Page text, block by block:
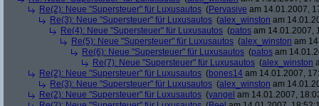
Re(2): Neue "Supersteuer" für Luxusautos (Pervasive am 14.01.2007,
Re(3): Neue "Supersteuer" für Luxusautos (alex_winston am
Re(4): Neue "Supersteuer" für Luxusautos (patos am 14.01.2007,
Re(5): Neue "Supersteuer" für Luxusautos (alex_winston am
Re(6): Neue "Supersteuer" für Luxusautos (patos am
Re(7): Neue "Supersteuer" für Luxusautos (alex_winston
Re(2): Neue "Supersteuer" für Luxusautos (bones14 am 14.01.2007,
Re(3): Neue "Supersteuer" für Luxusautos (alex_winston am
Re(2): Neue "Supersteuer" für Luxusautos (yangel am 14.01.2007,